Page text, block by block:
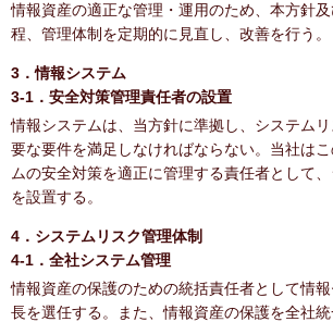
情報資産の適正な管理・運用のため、本方針
程、管理体制を定期的に見直し、改善を行う。
3．情報システム
3-1．安全対策管理責任者の設置
情報システムは、当方針に準拠し、システム
要な要件を満足しなければならない。当社は
ムの安全対策を適正に管理する責任者として
を設置する。
4．システムリスク管理体制
4-1．全社システム管理
情報資産の保護のための統括責任者として情
長を選任する。また、情報資産の保護を全社